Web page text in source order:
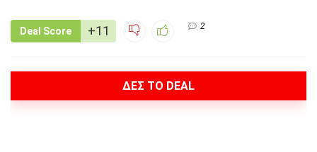
Deal Score +11 2
ΔΕΣ ΤΟ DEAL